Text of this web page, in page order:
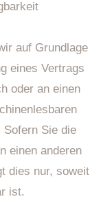
auf Grundlage
eines Vertrags
oder an einen
Sofern Sie die
einen anderen
dies nur, soweit
ist.